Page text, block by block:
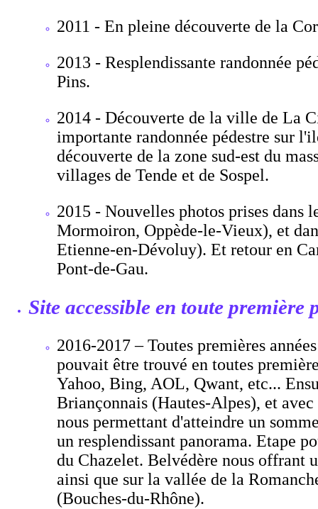
2011 - En pleine découverte de la
2013 - Resplendissante randonnée
Pins.
2014 - Découverte de la ville de La
importante randonnée pédestre sur
découverte de la zone sud-est du
villages de Tende et de Sospel.
2015 - Nouvelles photos prises dans
Mormoiron, Oppède-le-Vieux), et
Etienne-en-Dévoluy). Et retour en
Pont-de-Gau.
Site accessible en toute première
2016-2017 – Toutes premières
pouvait être trouvé en toutes
Yahoo, Bing, AOL, Qwant, etc...
Briançonnais (Hautes-Alpes), et
nous permettant d'atteindre un
un resplendissant panorama. Etape
du Chazelet. Belvédère nous offrant
ainsi que sur la vallée de la
(Bouches-du-Rhône).